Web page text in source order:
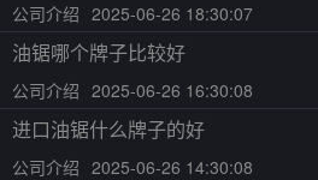
公司介绍 2025-06-26 18:30:07
油锯哪个牌子比较好
公司介绍 2025-06-26 16:30:08
进口油锯什么牌子的好
公司介绍 2025-06-26 14:30:08